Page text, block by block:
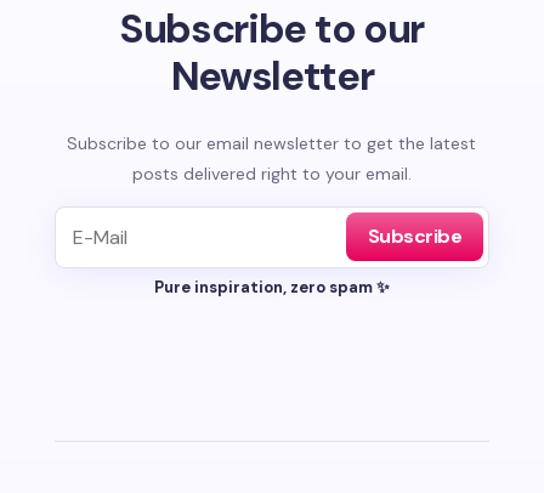
Subscribe to our
Newsletter
Subscribe to our email newsletter to get the latest
posts delivered right to your email.
Subscribe
Pure inspiration, zero spam ✨